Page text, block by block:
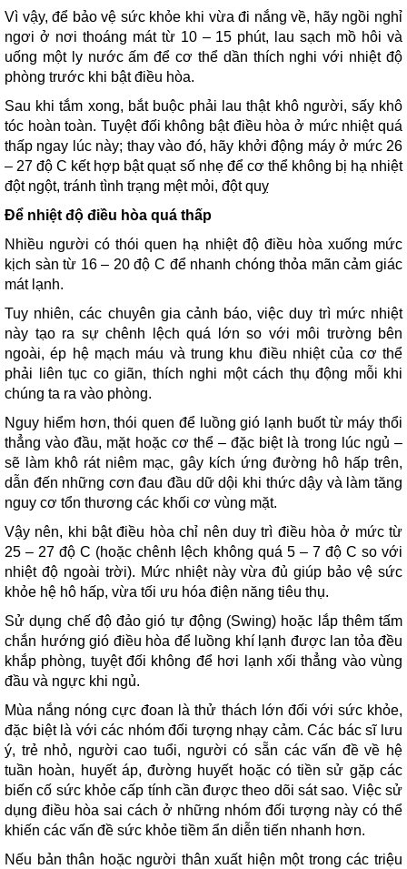
Vì vậy, để bảo vệ sức khỏe khi vừa đi nắng về, hãy ngồi nghỉ
ngơi ở nơi thoáng mát từ 10 – 15 phút, lau sạch mồ hôi và
uống một ly nước ấm để cơ thể dần thích nghi với nhiệt độ
phòng trước khi bật điều hòa.
Sau khi tắm xong, bắt buộc phải lau thật khô người, sấy khô
tóc hoàn toàn. Tuyệt đối không bật điều hòa ở mức nhiệt quá
thấp ngay lúc này; thay vào đó, hãy khởi động máy ở mức 26
– 27 độ C kết hợp bật quạt số nhẹ để cơ thể không bị hạ nhiệt
đột ngột, tránh tình trạng mệt mỏi, đột quỵ
Để nhiệt độ điều hòa quá thấp
Nhiều người có thói quen hạ nhiệt độ điều hòa xuống mức
kịch sàn từ 16 – 20 độ C để nhanh chóng thỏa mãn cảm giác
mát lạnh.
Tuy nhiên, các chuyên gia cảnh báo, việc duy trì mức nhiệt
này tạo ra sự chênh lệch quá lớn so với môi trường bên
ngoài, ép hệ mạch máu và trung khu điều nhiệt của cơ thể
phải liên tục co giãn, thích nghi một cách thụ động mỗi khi
chúng ta ra vào phòng.
Nguy hiểm hơn, thói quen để luồng gió lạnh buốt từ máy thổi
thẳng vào đầu, mặt hoặc cơ thể – đặc biệt là trong lúc ngủ –
sẽ làm khô rát niêm mạc, gây kích ứng đường hô hấp trên,
dẫn đến những cơn đau đầu dữ dội khi thức dậy và làm tăng
nguy cơ tổn thương các khối cơ vùng mặt.
Vậy nên, khi bật điều hòa chỉ nên duy trì điều hòa ở mức từ
25 – 27 độ C (hoặc chênh lệch không quá 5 – 7 độ C so với
nhiệt độ ngoài trời). Mức nhiệt này vừa đủ giúp bảo vệ sức
khỏe hệ hô hấp, vừa tối ưu hóa điện năng tiêu thụ.
Sử dụng chế độ đảo gió tự động (Swing) hoặc lắp thêm tấm
chắn hướng gió điều hòa để luồng khí lạnh được lan tỏa đều
khắp phòng, tuyệt đối không để hơi lạnh xối thẳng vào vùng
đầu và ngực khi ngủ.
Mùa nắng nóng cực đoan là thử thách lớn đối với sức khỏe,
đặc biệt là với các nhóm đối tượng nhạy cảm. Các bác sĩ lưu
ý, trẻ nhỏ, người cao tuổi, người có sẵn các vấn đề về hệ
tuần hoàn, huyết áp, đường huyết hoặc có tiền sử gặp các
biến cố sức khỏe cấp tính cần được theo dõi sát sao. Việc sử
dụng điều hòa sai cách ở những nhóm đối tượng này có thể
khiến các vấn đề sức khỏe tiềm ẩn diễn tiến nhanh hơn.
Nếu bản thân hoặc người thân xuất hiện một trong các triệu